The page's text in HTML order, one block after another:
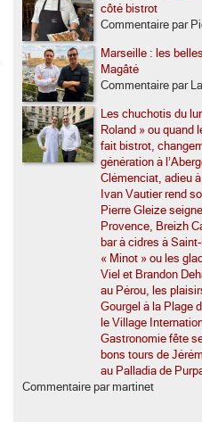
côté bistrot
Commentaire par
Marseille : les
Magâté
Commentaire par
Les chuchotis du
Roland » ou quand
fait bistrot,
génération à
Clémenciat, adieu
Ivan Vautier rend
Pierre Gleize
Provence, Breizh
bar à cidres à
« Minot » ou les
Viel et Brandon
au Pérou, les
Gourgel à la Plage
le Village
Gastronomie fête
bons tours de
au Palladia de
Commentaire par martinet